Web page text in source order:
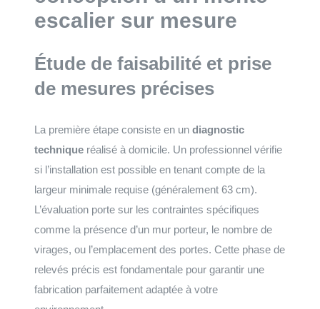
escalier sur mesure
Étude de faisabilité et prise
de mesures précises
La première étape consiste en un diagnostic
technique réalisé à domicile. Un professionnel vérifie
si l’installation est possible en tenant compte de la
largeur minimale requise (généralement 63 cm).
L’évaluation porte sur les contraintes spécifiques
comme la présence d’un mur porteur, le nombre de
virages, ou l’emplacement des portes. Cette phase de
relevés précis est fondamentale pour garantir une
fabrication parfaitement adaptée à votre